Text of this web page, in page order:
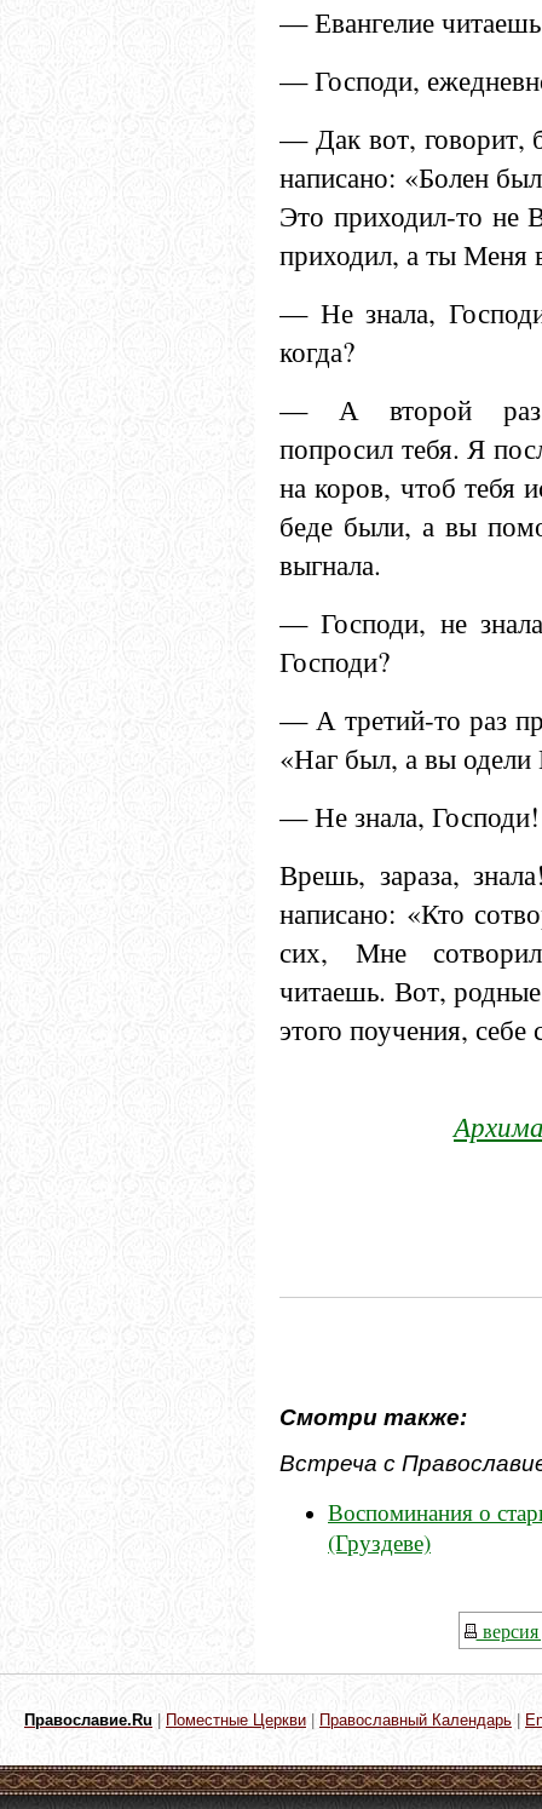
— Евангелие
— Господи,
— Дак вот, говорит,
написано: «Болен
Это приходил-то не
приходил, а ты Меня
— Не знала,
когда?
— А второй раз
попросил тебя. Я
на коров, чтоб тебя
беде были, а вы
выгнала.
— Господи, не
Господи?
— А третий-то раз
«Наг был, а вы
— Не знала, Господи!
Врешь, зараза,
написано: «Кто
сих, Мне
читаешь. Вот,
этого поучения, себе
Смотри также:
Встреча с
Воспоминания о
(Груздеве)
версия
Православие.Ru Поместные Церкви Православный Календарь